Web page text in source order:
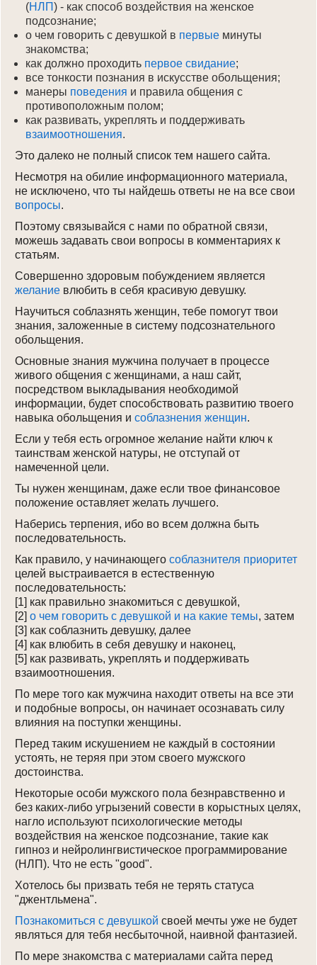
(НЛП) - как способ воздействия на женское
подсознание;
о чем говорить с девушкой в первые минуты
знакомства;
как должно проходить первое свидание;
все тонкости познания в искусстве обольщения;
манеры поведения и правила общения с
противоположным полом;
как развивать, укреплять и поддерживать
взаимоотношения.
Это далеко не полный список тем нашего сайта.
Несмотря на обилие информационного материала,
не исключено, что ты найдешь ответы не на все свои
вопросы.
Поэтому связывайся с нами по обратной связи,
можешь задавать свои вопросы в комментариях к
статьям.
Совершенно здоровым побуждением является
желание влюбить в себя красивую девушку.
Научиться соблазнять женщин, тебе помогут твои
знания, заложенные в систему подсознательного
обольщения.
Основные знания мужчина получает в процессе
живого общения с женщинами, а наш сайт,
посредством выкладывания необходимой
информации, будет способствовать развитию твоего
навыка обольщения и соблазнения женщин.
Если у тебя есть огромное желание найти ключ к
таинствам женской натуры, не отступай от
намеченной цели.
Ты нужен женщинам, даже если твое финансовое
положение оставляет желать лучшего.
Наберись терпения, ибо во всем должна быть
последовательность.
Как правило, у начинающего соблазнителя приоритет
целей выстраивается в естественную
последовательность:
[1] как правильно знакомиться с девушкой,
[2] о чем говорить с девушкой и на какие темы, затем
[3] как соблазнить девушку, далее
[4] как влюбить в себя девушку и наконец,
[5] как развивать, укреплять и поддерживать
взаимоотношения.
По мере того как мужчина находит ответы на все эти
и подобные вопросы, он начинает осознавать силу
влияния на поступки женщины.
Перед таким искушением не каждый в состоянии
устоять, не теряя при этом своего мужского
достоинства.
Некоторые особи мужского пола безнравственно и
без каких-либо угрызений совести в корыстных целях,
нагло используют психологические методы
воздействия на женское подсознание, такие как
гипноз и нейролингвистическое программирование
(НЛП). Что не есть "good".
Хотелось бы призвать тебя не терять статуса
"джентльмена".
Познакомиться с девушкой своей мечты уже не будет
являться для тебя несбыточной, наивной фантазией.
По мере знакомства с материалами сайта перед